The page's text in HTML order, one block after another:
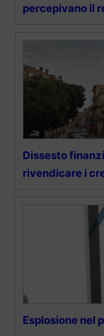
percepivano il
Dissesto
rivendicare i
Esplosione nel